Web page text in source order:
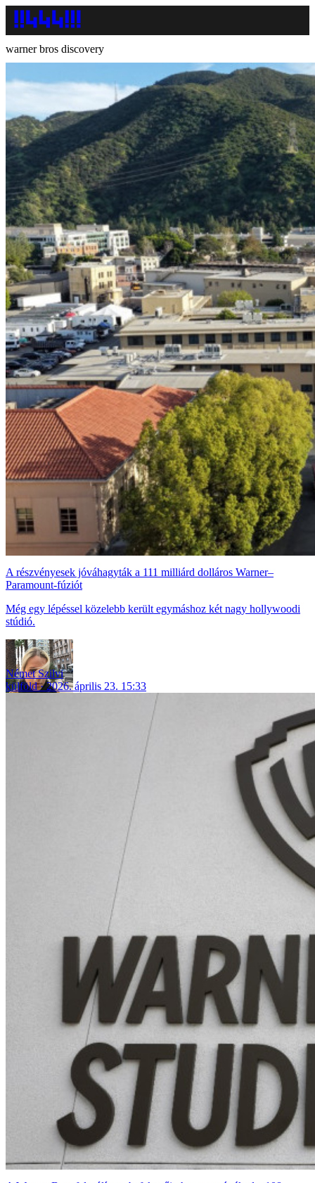
warner bros discovery
A részvényesek jóváhagyták a 111 milliárd dolláros Warner–
Paramount-fúziót
Még egy lépéssel közelebb került egymáshoz két nagy hollywoodi
stúdió.
Német Szilvi
külföld
2026. április 23. 15:33